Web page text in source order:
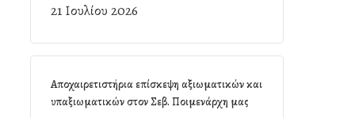
21 Ιουλίου 2026
Αποχαιρετιστήρια επίσκεψη αξιωματικών και
υπαξιωματικών στον Σεβ. Ποιμενάρχη μας